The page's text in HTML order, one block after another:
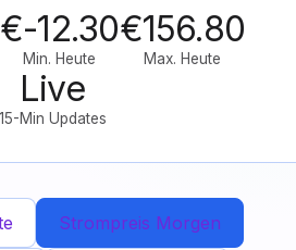
€-12.30
Min. Heute
€156.80
Max. Heute
Live
15-Min Updates
Strompreis Morgen